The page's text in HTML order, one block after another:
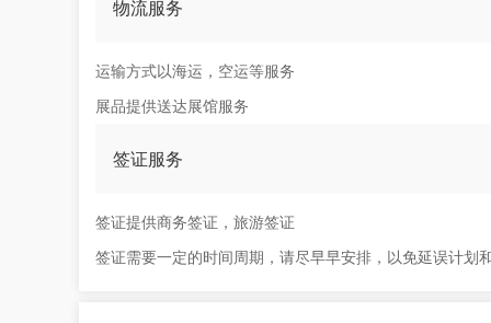
物流服务
运输方式以海运，空运等服务
展品提供送达展馆服务
签证服务
签证提供商务签证，旅游签证
签证需要一定的时间周期，请尽早早安排，以免延误计划